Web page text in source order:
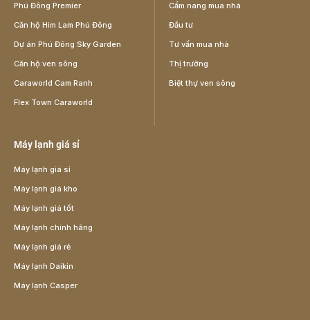
Phú Đông Premier
Căn hộ Him Lam Phú Đông
Dự án Phú Đông Sky Garden
Căn hộ ven sông
Caraworld Cam Ranh
Flex Town Caraworld
Cẩm nang mua nhà
Đầu tư
Tư vấn mua nhà
Thị trường
Biệt thự ven sông
Máy lạnh giá sỉ
Máy lạnh giá sỉ
Máy lạnh giá kho
Máy lạnh giá tốt
Máy lạnh chính hãng
Máy lạnh giá rẻ
Máy lạnh Daikin
Máy lạnh Casper